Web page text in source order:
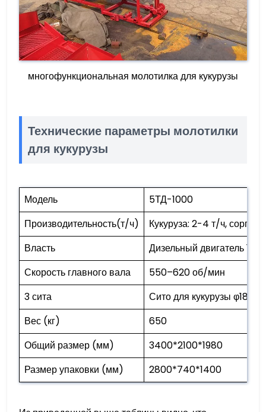
многофункциональная молотилка для кукурузы
Технические параметры молотилки
для кукурузы
Модель
5ТД-1000
Производительность(т/ч)
Кукуруза: 2-4 т/ч, сорго
Власть
Дизельный двигатель
Скорость главного вала
550–620 об/мин
3 сита
Сито для кукурузы φ18
Вес (кг)
650
Общий размер (мм)
3400*2100*1980
Размер упаковки (мм)
2800*740*1400